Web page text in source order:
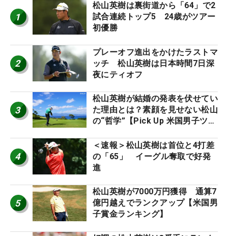
1
松山英樹は裏街道から「64」で2
試合連続トップ5 24歳がツアー
初優勝
2
プレーオフ進出をかけたラストマ
ッチ 松山英樹は日本時間7日深
夜にティオフ
3
松山英樹が結婚の発表を伏せてい
た理由とは？素顔を見せない松山
の“哲学”【Pick Up 米国男子ツア
4
＜速報＞松山英樹は首位と4打差
の「65」 イーグル奪取で好発
進
5
松山英樹が7000万円獲得 通算7
億円越えでランクアップ【米国男
子賞金ランキング】